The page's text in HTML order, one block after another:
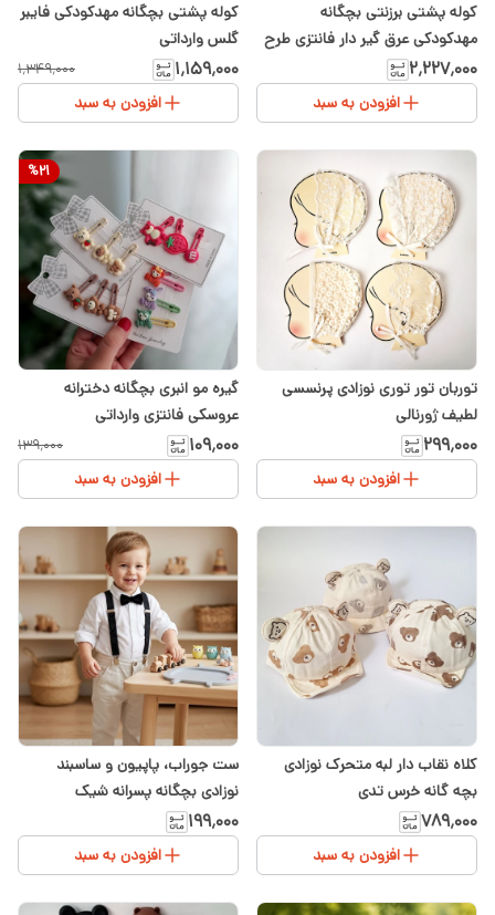
کوله پشتی برزنتی بچگانه
مهدکودکی عرق گیر دار فانتزی طرح
هاپو و پیشی
۲٬۲۲۷٬۰۰۰
افزودن به سبد
کوله پشتی بچگانه مهدکودکی فایبر
گلس وارداتی
۱٬۱۵۹٬۰۰۰ ۱٬۳۴۹٬۰۰۰
افزودن به سبد
توربان تور توری نوزادی پرنسسی
لطیف ژورنالی
۲۹۹٬۰۰۰
افزودن به سبد
%21
گیره مو انبری بچگانه دخترانه
عروسکی فانتزی وارداتی
۱۰۹٬۰۰۰ ۱۳۹٬۰۰۰
افزودن به سبد
کلاه نقاب دار لبه متحرک نوزادی
بچه گانه خرس تدی
۷۸۹٬۰۰۰
افزودن به سبد
ست جوراب، پاپیون و ساسبند
نوزادی بچگانه پسرانه شیک
۱۹۹٬۰۰۰
افزودن به سبد